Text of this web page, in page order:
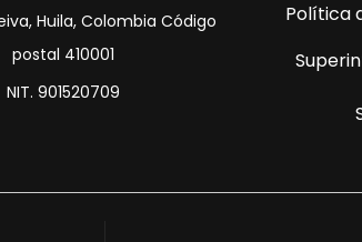
Huila, Colombia Código
postal 410001
NIT. 901520709
Política